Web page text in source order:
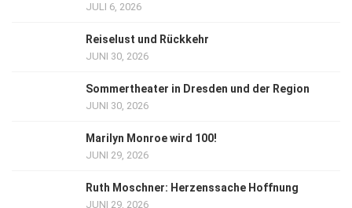
JULI 6, 2026
Reiselust und Rückkehr
JUNI 30, 2026
Sommertheater in Dresden und der Region
JUNI 30, 2026
Marilyn Monroe wird 100!
JUNI 29, 2026
Ruth Moschner: Herzenssache Hoffnung
JUNI 29, 2026